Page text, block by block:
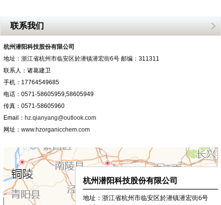
联系我们
杭州潜阳科技股份有限公司
地址：浙江省杭州市临安区於潜镇潜宏街6号 邮编：311311
联系人：诸葛建卫
手机：17764549685
电话：0571-58605959,58605949
传真：0571-58605960
Email
：hz.qianyang@outlook.com
网址： www.hzorganicchem.com